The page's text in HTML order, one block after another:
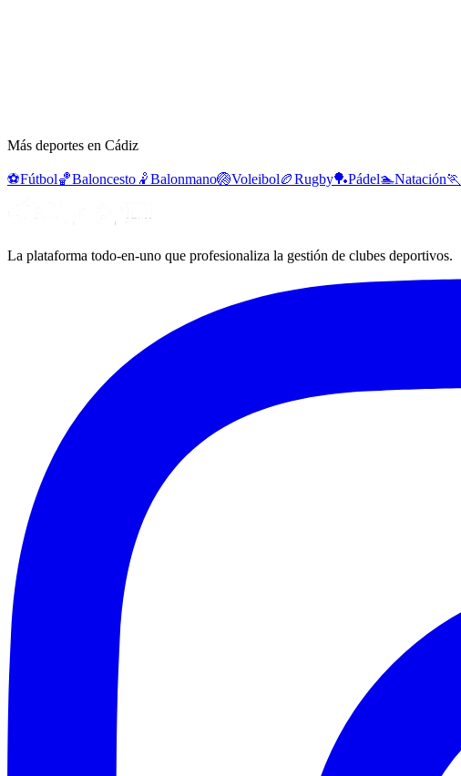
Más deportes en Cádiz
⚽Fútbol🏀Baloncesto 🤾Balonmano🏐Voleibol🏉Rugby🏓Pádel🏊Natación🏃
La plataforma todo-en-uno que profesionaliza la gestión de clubes deportivos.